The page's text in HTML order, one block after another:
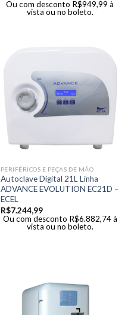
Ou com desconto R$949,99 à
vista ou no boleto.
PERIFÉRICOS E PEÇAS DE MÃO
Autoclave Digital 21L Linha
ADVANCE EVOLUTION EC21D –
ECEL
R$7.244,99
Ou com desconto R$6.882,74 à
vista ou no boleto.